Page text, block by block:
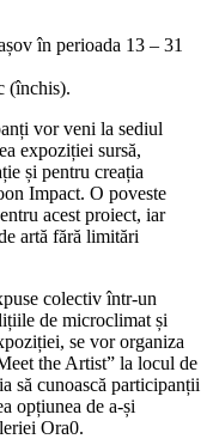
în perioada 13 – 31
(închis).
vor veni la sediul
expoziției sursă,
și pentru creația
Impact. O poveste
acest proiect, iar
artă fără limitări
colectiv într-un
de microclimat și
se vor organiza
the Artist” la locul de
să cunoască participanții
opțiunea de a-și
Ora0.